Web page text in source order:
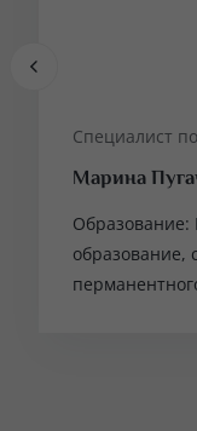
Специалист
Марина
Образование:
образование,